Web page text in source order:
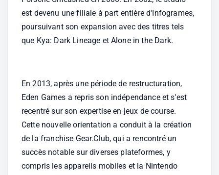
est devenu une filiale à part entière d'Infogrames,
poursuivant son expansion avec des titres tels
que Kya: Dark Lineage et Alone in the Dark.
En 2013, après une période de restructuration,
Eden Games a repris son indépendance et s'est
recentré sur son expertise en jeux de course.
Cette nouvelle orientation a conduit à la création
de la franchise Gear.Club, qui a rencontré un
succès notable sur diverses plateformes, y
compris les appareils mobiles et la Nintendo